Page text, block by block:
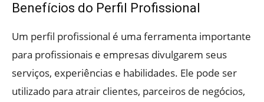
Benefícios do Perfil Profissional
Um perfil profissional é uma ferramenta importante
para profissionais e empresas divulgarem seus
serviços, experiências e habilidades. Ele pode ser
utilizado para atrair clientes, parceiros de negócios,